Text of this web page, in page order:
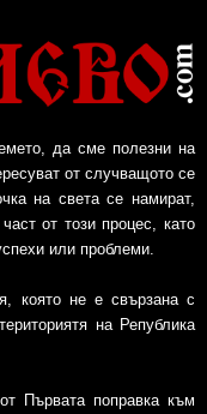
да сме полезни на
от случващото се
на света се намират,
от този процес, като
или проблеми.
която не е свързана с
на Република
Първата поправка към